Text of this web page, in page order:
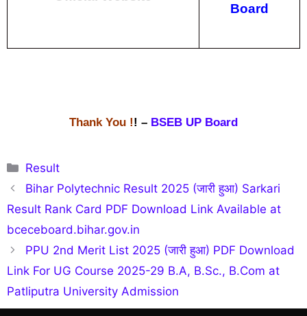
Board
Thank You !! – BSEB UP Board
Categories
Result
Bihar Polytechnic Result 2025 (जारी हुआ) Sarkari
Result Rank Card PDF Download Link Available at
bceceboard.bihar.gov.in
PPU 2nd Merit List 2025 (जारी हुआ) PDF Download
Link For UG Course 2025-29 B.A, B.Sc., B.Com at
Patliputra University Admission